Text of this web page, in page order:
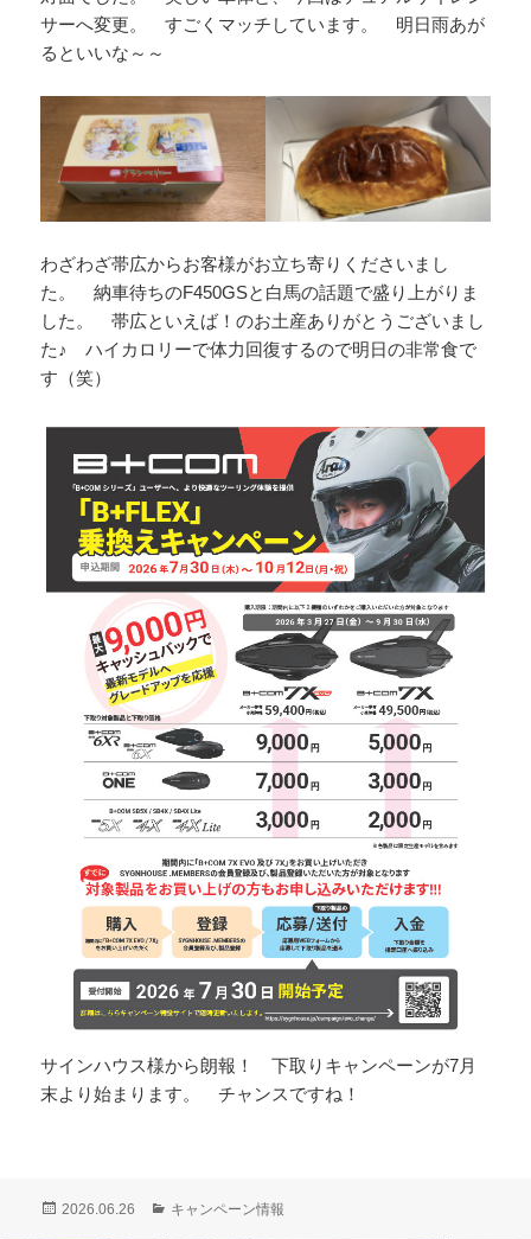
サーへ変更。 すごくマッチしています。 明日雨あが
るといいな～～
わざわざ帯広からお客様がお立ち寄りくださいまし
た。 納車待ちのF450GSと白馬の話題で盛り上がりま
した。 帯広といえば！のお土産ありがとうございまし
た♪ ハイカロリーで体力回復するので明日の非常食で
す（笑）
サインハウス様から朗報！ 下取りキャンペーンが7月
末より始まります。 チャンスですね！
投
2026.06.26
カ
キャンペーン情報